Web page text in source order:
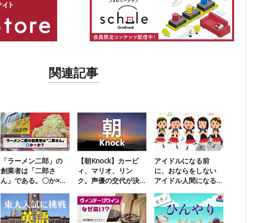
関連記事
「ラーメン二郎」の
創業者は「二郎さ
ん」である。〇か×
【朝Knock】カービ
ィ、マリオ、リン
ク。声優の交代が決
アイドルになる前
に、おならをしない
アイドル人間になる